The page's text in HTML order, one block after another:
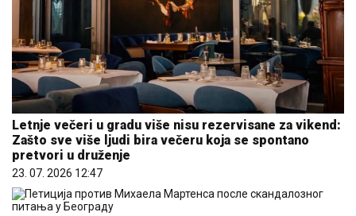
Letnje večeri u gradu više nisu rezervisane za vikend:
Zašto sve više ljudi bira večeru koja se spontano
pretvori u druženje
23. 07. 2026 12:47